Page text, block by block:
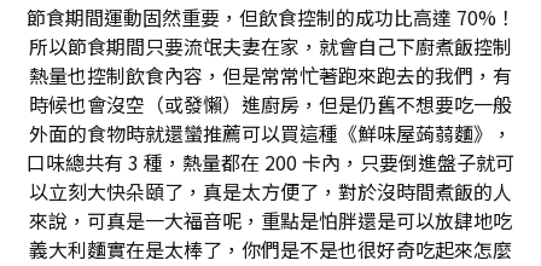
節食期間運動固然重要，但飲食控制的成功比高達 70%！
所以節食期間只要流氓夫妻在家，就會自己下廚煮飯控制
熱量也控制飲食內容，但是常常忙著跑來跑去的我們，有
時候也會沒空（或發懶）進廚房，但是仍舊不想要吃一般
外面的食物時就還蠻推薦可以買這種《鮮味屋蒟蒻麵》，
口味總共有 3 種，熱量都在 200 卡內，只要倒進盤子就可
以立刻大快朵頤了，真是太方便了，對於沒時間煮飯的人
來說，可真是一大福音呢，重點是怕胖還是可以放肆地吃
義大利麵實在是太棒了，你們是不是也很好奇吃起來怎麼